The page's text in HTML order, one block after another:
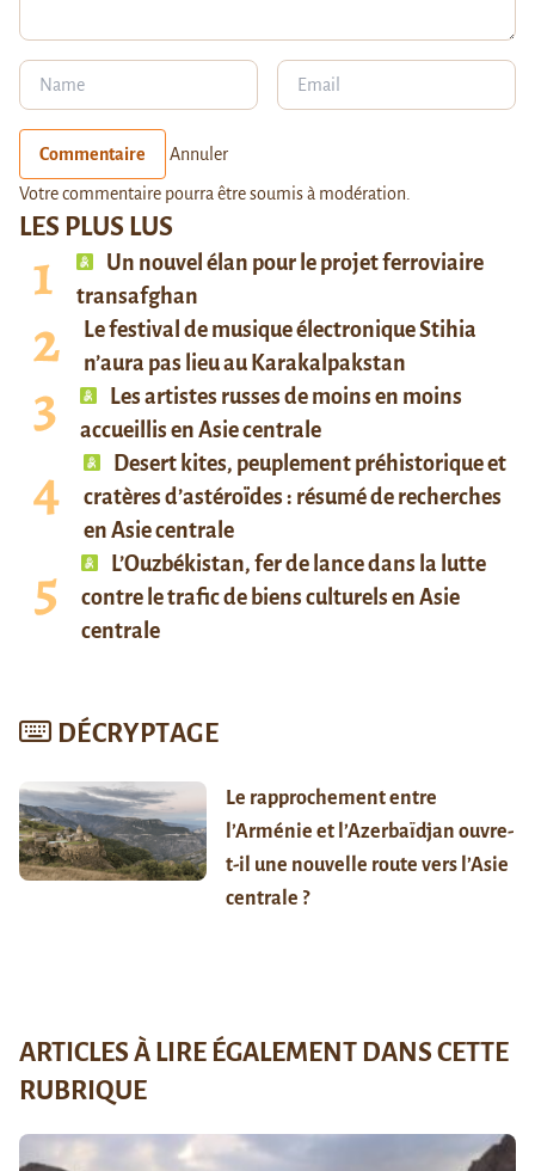
LES PLUS LUS
Un nouvel élan pour le projet ferroviaire
transafghan
Le festival de musique électronique Stihia
n’aura pas lieu au Karakalpakstan
Les artistes russes de moins en moins
accueillis en Asie centrale
Desert kites, peuplement préhistorique et
cratères d’astéroïdes : résumé de recherches
en Asie centrale
L’Ouzbékistan, fer de lance dans la lutte
contre le trafic de biens culturels en Asie
centrale
DÉCRYPTAGE
Le rapprochement entre
l’Arménie et l’Azerbaïdjan ouvre-
t-il une nouvelle route vers l’Asie
centrale ?
Commentaire Annuler
Votre commentaire pourra être soumis à modération.
ARTICLES À LIRE ÉGALEMENT DANS CETTE
RUBRIQUE